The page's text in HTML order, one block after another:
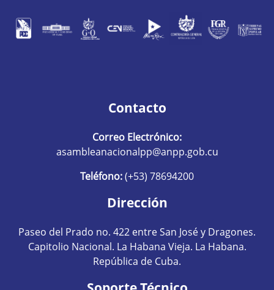
Contacto
Correo Electrónico:
asambleanacionalpp@anpp.gob.cu
Teléfono:(+53) 78694200
Dirección
Paseo del Prado no. 422 entre San José y Dragones.
Capitolio Nacional. La Habana Vieja. La Habana.
República de Cuba.